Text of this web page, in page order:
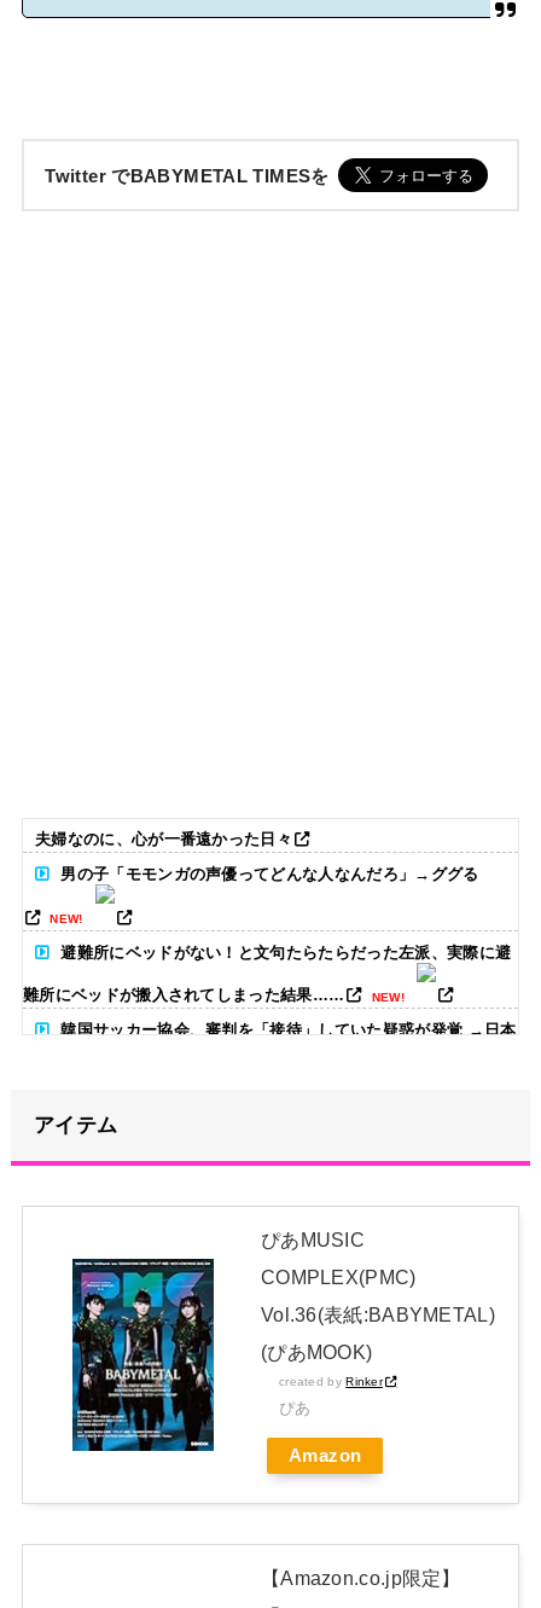
Twitter でBABYMETAL TIMESを
夫婦なのに、心が一番遠かった日々
男の子「モモンガの声優ってどんな人なんだろ」→ググる
NEW!
避難所にベッドがない！と文句たらたらだった左派、実際に避
難所にベッドが搬入されてしまった結果…… NEW!
韓国サッカー協会、審判を「接待」していた疑惑が発覚 →日本
NEW!
池田瑛紗ちゃんが｢真珠の耳飾りの少女｣の魅力を語る！！！
【乃木坂46】 NEW!
日本独自企画・限定生産盤「METAL FORTH (DELUXE
JAPAN EDITION)」着弾
【BABYMETAL】METAL FORTH DELUXE JAPAN EDITION
Powered by livedoor 相互RSS
アイテム
ぴあMUSIC
COMPLEX(PMC)
Vol.36(表紙:BABYMETAL)
(ぴあMOOK)
created byRinker
ぴあ
Amazon
【Amazon.co.jp限定】